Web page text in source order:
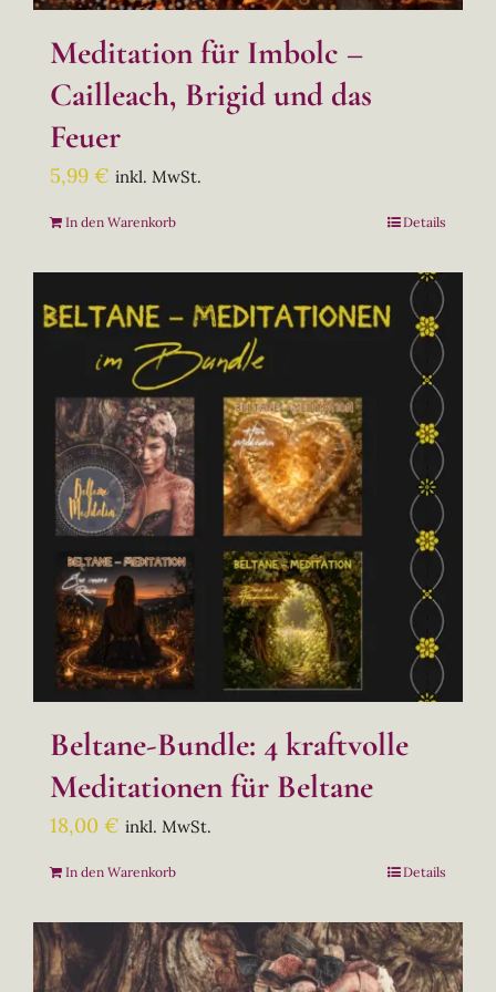
Meditation für Imbolc –
Cailleach, Brigid und das
Feuer
5,99 € inkl. MwSt.
In den Warenkorb Details
Beltane-Bundle: 4 kraftvolle
Meditationen für Beltane
18,00 € inkl. MwSt.
In den Warenkorb Details